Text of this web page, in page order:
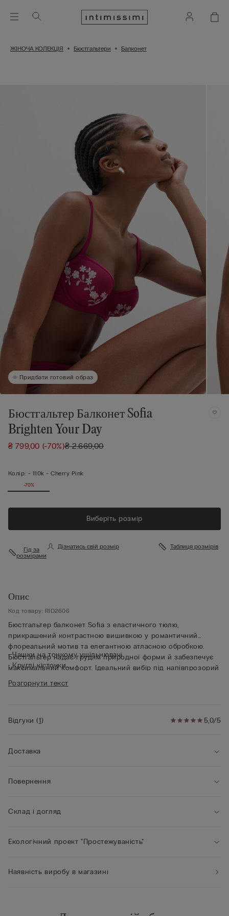
ЖІНОЧА КОЛЕКЦІЯ Бюстгальтери Балконет
Придбати готовий образ
Бюстгальтер Балконет Sofia
Brighten Your Day
₴ 799,00 (-70%)₴ 2.669,00
Колір: - 110k - Cherry Pink
-70%
Виберіть розмір
Гід за
розмірами
Дізнатись свій розмір Таблиця розмірів
Опис
Код товару: RID2606
Бюстгальтер балконет Sofia з еластичного тюлю,
прикрашений контрастною вишивкою у романтичний
флореальний мотив та елегантною атласною обробкою.
Бюстгальтер надає грудям природної форми й забезпечує
максимальний комфорт. Ідеальний вибір під напівпрозорий
светр або одяг із глибоким викотом.
• Чашки на тонкому ущільнювачі
• Круглі кісточки
• Бретельки обшиті атласом і регулюються ззаду
форми
Розгорнути текст
5,0/5
Відгуки(1)
Доставка
Повернення
Склад і догляд
Екологічний проект "Простежуваність"
Наявність виробу в магазині